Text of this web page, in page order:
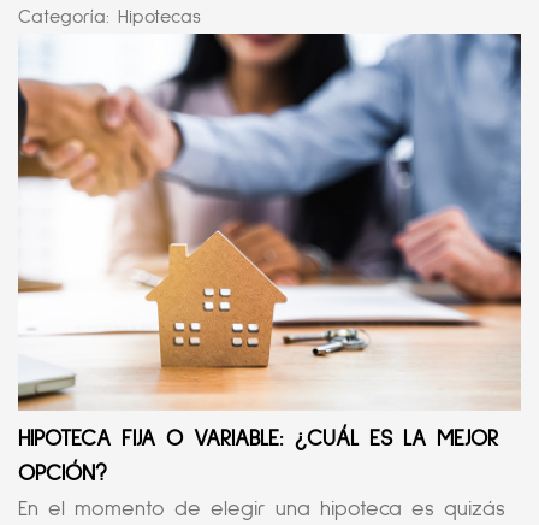
Categoría: Hipotecas
HIPOTECA FIJA O VARIABLE: ¿CUÁL ES LA MEJOR
OPCIÓN?
En el momento de elegir una hipoteca es quizás